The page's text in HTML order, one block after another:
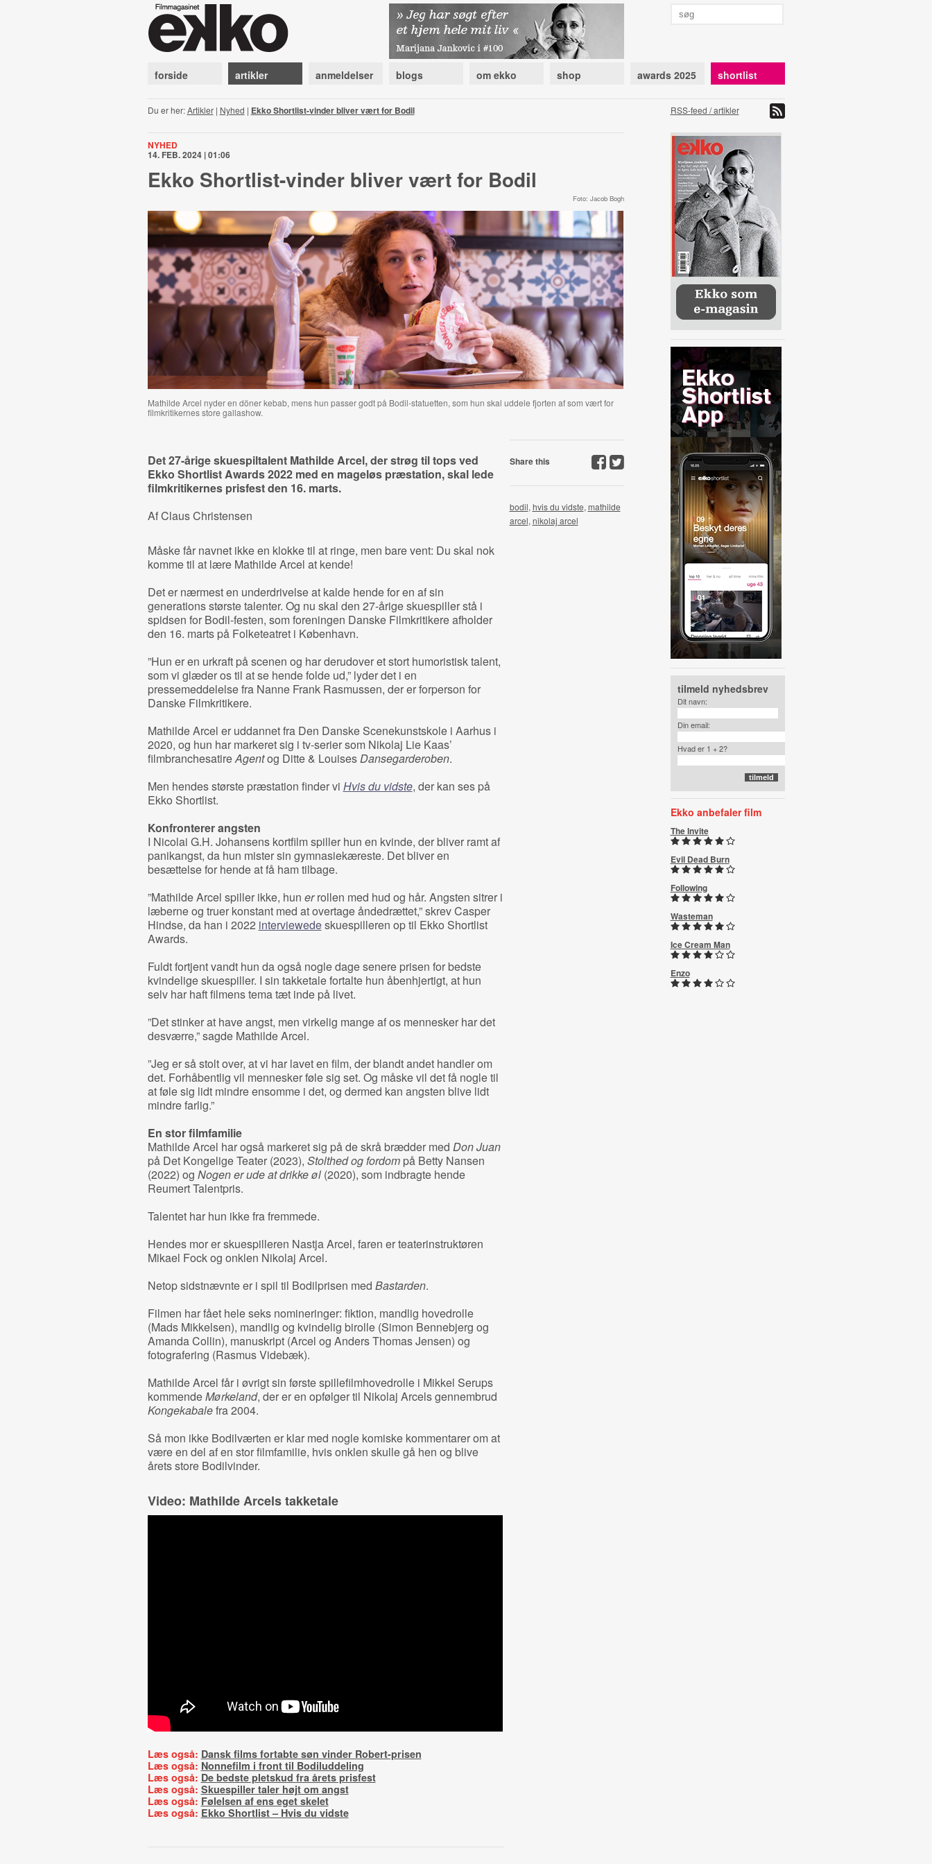
forside artikler anmeldelser blogs om ekko shop awards 2025 shortlist
Du er her:Artikler| Nyhed | Ekko Shortlist-vinder bliver vært for Bodil RSS-feed / artikler
NYHED
14. FEB. 2024 | 01:06
Ekko Shortlist-vinder bliver vært for Bodil
Foto: Jacob Bogh
Mathilde Arcel nyder en döner kebab, mens hun passer godt på Bodil-statuetten, som hun skal uddele fjorten af som vært for
filmkritikernes store gallashow.
Det 27-årige skuespiltalent Mathilde Arcel, der strøg til tops ved
Ekko Shortlist Awards 2022 med en mageløs præstation, skal lede
filmkritikernes prisfest den 16. marts.
Af Claus Christensen
Måske får navnet ikke en klokke til at ringe, men bare vent: Du skal nok
komme til at lære Mathilde Arcel at kende!
Det er nærmest en underdrivelse at kalde hende for en af sin
generations største talenter. Og nu skal den 27-årige skuespiller stå i
spidsen for Bodil-festen, som foreningen Danske Filmkritikere afholder
den 16. marts på Folketeatret i København.
”Hun er en urkraft på scenen og har derudover et stort humoristisk talent,
som vi glæder os til at se hende folde ud,” lyder det i en
pressemeddelelse fra Nanne Frank Rasmussen, der er forperson for
Danske Filmkritikere.
Mathilde Arcel er uddannet fra Den Danske Scenekunstskole i Aarhus i
2020, og hun har markeret sig i tv-serier som Nikolaj Lie Kaas’
filmbranchesatireAgentog Ditte & LouisesDansegarderoben.
Men hendes største præstation finder vi Hvis du vidste, der kan ses på
Ekko Shortlist.
Konfronterer angsten
I Nicolai G.H. Johansens kortfilm spiller hun en kvinde, der bliver ramt af
panikangst, da hun mister sin gymnasiekæreste. Det bliver en
besættelse for hende at få ham tilbage.
”Mathilde Arcel spiller ikke, hun errollen med hud og hår. Angsten sitrer i
læberne og truer konstant med at overtage åndedrættet,” skrev Casper
Hindse, da han i 2022 interviewedeskuespilleren op til Ekko Shortlist
Awards.
Fuldt fortjent vandt hun da også nogle dage senere prisen for bedste
kvindelige skuespiller. I sin takketale fortalte hun åbenhjertigt, at hun
selv har haft filmens tema tæt inde på livet.
”Det stinker at have angst, men virkelig mange af os mennesker har det
desværre,” sagde Mathilde Arcel.
”Jeg er så stolt over, at vi har lavet en film, der blandt andet handler om
det. Forhåbentlig vil mennesker føle sig set. Og måske vil det få nogle til
at føle sig lidt mindre ensomme i det, og dermed kan angsten blive lidt
mindre farlig.”
En stor filmfamilie
Mathilde Arcel har også markeret sig på de skrå brædder med Don Juan
på Det Kongelige Teater (2023), Stolthed og fordompå Betty Nansen
(2022) og Nogen er ude at drikke øl (2020), som indbragte hende
Reumert Talentpris.
Talentet har hun ikke fra fremmede.
Hendes mor er skuespilleren Nastja Arcel, faren er teaterinstruktøren
Mikael Fock og onklen Nikolaj Arcel.
Netop sidstnævnte er i spil til Bodilprisen med Bastarden.
Filmen har fået hele seks nomineringer: fiktion, mandlig hovedrolle
(Mads Mikkelsen), mandlig og kvindelig birolle (Simon Bennebjerg og
Amanda Collin), manuskript (Arcel og Anders Thomas Jensen) og
fotografering (Rasmus Videbæk).
Mathilde Arcel får i øvrigt sin første spillefilmhovedrolle i Mikkel Serups
kommendeMørkeland, der er en opfølger til Nikolaj Arcels gennembrud
Kongekabalefra 2004.
Så mon ikke Bodilværten er klar med nogle komiske kommentarer om at
være en del af en stor filmfamilie, hvis onklen skulle gå hen og blive
årets store Bodilvinder.
Video: Mathilde Arcels takketale
Læs også: Dansk films fortabte søn vinder Robert-prisen
Læs også: Nonnefilm i front til Bodiluddeling
Læs også: De bedste pletskud fra årets prisfest
Læs også: Skuespiller taler højt om angst
Læs også: Følelsen af ens eget skelet
Læs også: Ekko Shortlist – Hvis du vidste
Share this
bodil, hvis du vidste, mathilde
arcel, nikolaj arcel
tilmeld nyhedsbrev
Dit navn:
Din email:
Hvad er 1 + 2?
Ekko anbefaler film
The Invite
Evil Dead Burn
Following
Wasteman
Ice Cream Man
Enzo